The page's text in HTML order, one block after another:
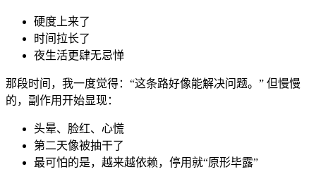
硬度上来了
时间拉长了
夜生活更肆无忌惮
那段时间，我一度觉得：“这条路好像能解决问题。” 但慢慢
的，副作用开始显现：
头晕、脸红、心慌
第二天像被抽干了
最可怕的是，越来越依赖，停用就“原形毕露”